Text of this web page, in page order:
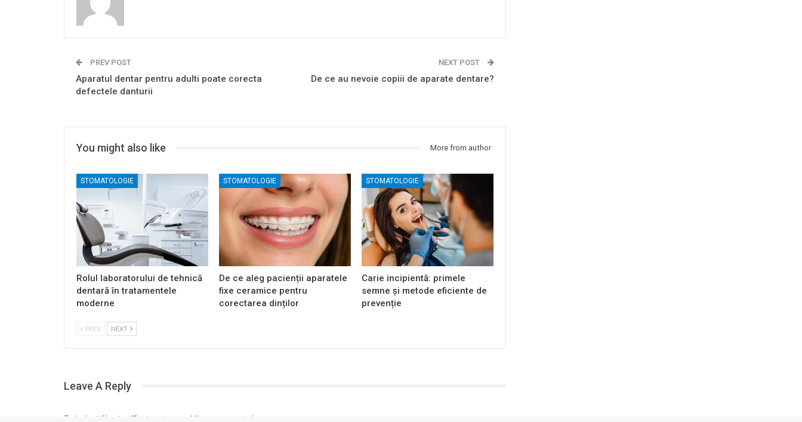
PREV POST
Aparatul dentar pentru adulti poate corecta
defectele danturii
NEXT POST
De ce au nevoie copiii de aparate dentare?
You might also like More from author
STOMATOLOGIE
Rolul laboratorului de tehnică
dentară în tratamentele
moderne
STOMATOLOGIE
De ce aleg pacienții aparatele
fixe ceramice pentru
corectarea dinților
STOMATOLOGIE
Carie incipientă: primele
semne și metode eficiente de
prevenție
PREV NEXT
Leave A Reply
Trebuie să fii autentificat pentru a publica un comentariu.